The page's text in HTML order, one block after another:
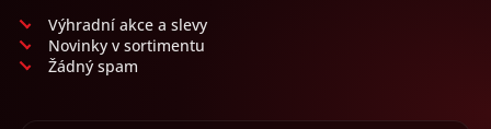
Výhradní akce a slevy
Novinky v sortimentu
Žádný spam